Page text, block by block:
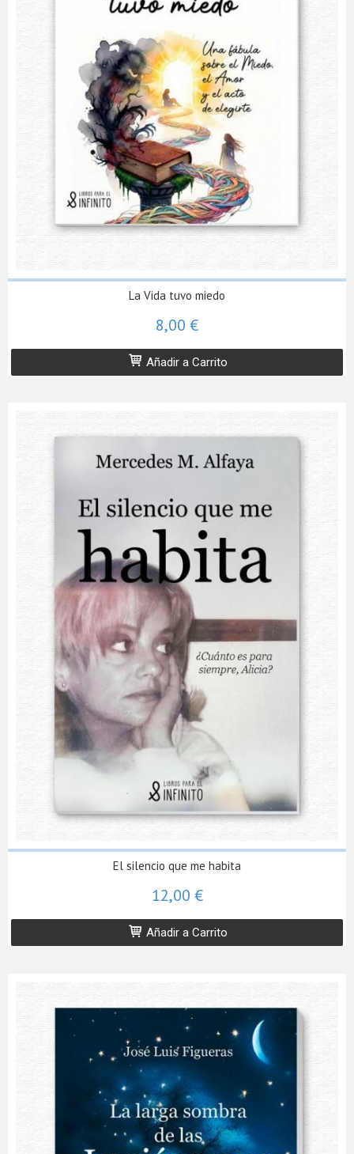
La Vida tuvo miedo
8,00 €
Añadir a Carrito
El silencio que me habita
12,00 €
Añadir a Carrito